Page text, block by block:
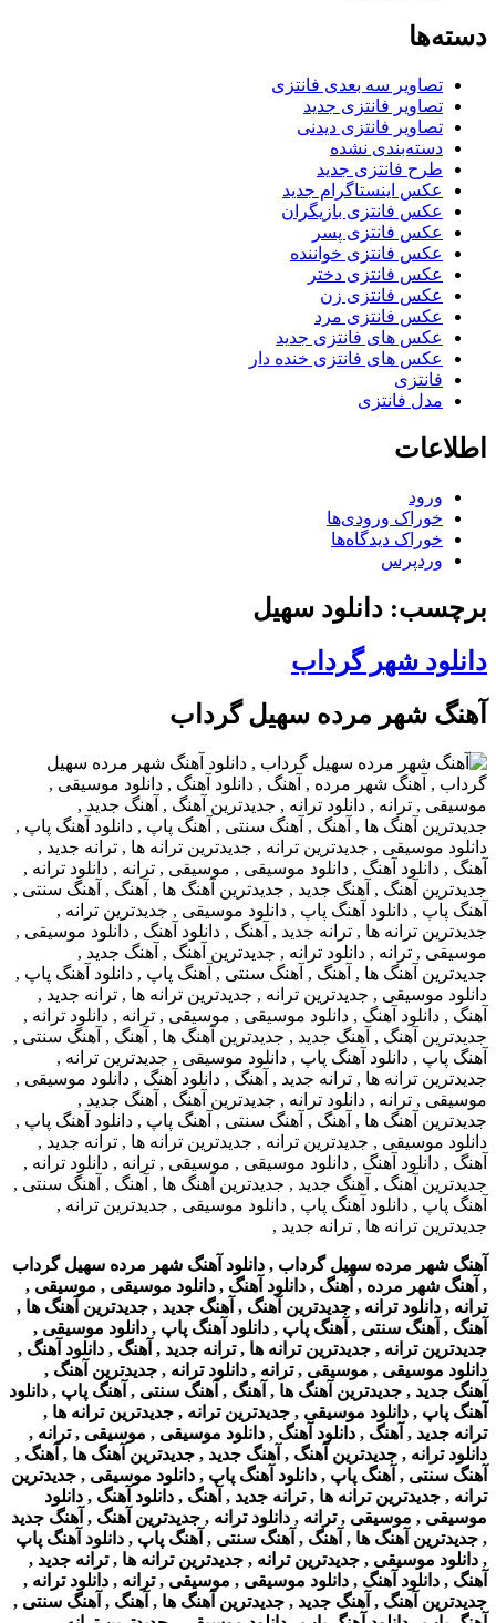
دسته‌ها
تصاویر سه بعدی فانتزی
تصاویر فانتزی جدید
تصاویر فانتزی دیدنی
دسته‌بندی نشده
طرح فانتزی جدید
عکس اینستاگرام جدید
عکس فانتزی بازیگران
عکس فانتزی پسر
عکس فانتزی خواننده
عکس فانتزی دختر
عکس فانتزی زن
عکس فانتزی مرد
عکس های فانتزی جدید
عکس های فانتزی خنده دار
فانتزی
مدل فانتزی
اطلاعات
ورود
خوراک ورودی‌ها
خوراک دیدگاه‌ها
وردپرس
برچسب: دانلود سهیل
دانلود شهر گرداب
آهنگ شهر مرده سهیل گرداب
آهنگ شهر مرده سهیل گرداب , دانلود آهنگ شهر مرده سهیل گرداب
, آهنگ شهر مرده , آهنگ , دانلود آهنگ , دانلود موسیقی , موسیقی ,
ترانه , دانلود ترانه , جدیدترین آهنگ , آهنگ جدید , جدیدترین آهنگ ها ,
آهنگ , آهنگ سنتی , آهنگ پاپ , دانلود آهنگ پاپ , دانلود موسیقی ,
جدیدترین ترانه , جدیدترین ترانه ها , ترانه جدید , آهنگ , دانلود آهنگ ,
دانلود موسیقی , موسیقی , ترانه , دانلود ترانه , جدیدترین آهنگ ,
آهنگ جدید , جدیدترین آهنگ ها , آهنگ , آهنگ سنتی , آهنگ پاپ , دانلود
آهنگ پاپ , دانلود موسیقی , جدیدترین ترانه , جدیدترین ترانه ها ,
ترانه جدید , آهنگ , دانلود آهنگ , دانلود موسیقی , موسیقی , ترانه ,
دانلود ترانه , جدیدترین آهنگ , آهنگ جدید , جدیدترین آهنگ ها , آهنگ ,
آهنگ سنتی , آهنگ پاپ , دانلود آهنگ پاپ , دانلود موسیقی , جدیدترین
ترانه , جدیدترین ترانه ها , ترانه جدید , آهنگ , دانلود آهنگ , دانلود
موسیقی , موسیقی , ترانه , دانلود ترانه , جدیدترین آهنگ , آهنگ جدید
, جدیدترین آهنگ ها , آهنگ , آهنگ سنتی , آهنگ پاپ , دانلود آهنگ پاپ
, دانلود موسیقی , جدیدترین ترانه , جدیدترین ترانه ها , ترانه جدید ,
آهنگ , دانلود آهنگ , دانلود موسیقی , موسیقی , ترانه , دانلود ترانه ,
جدیدترین آهنگ , آهنگ جدید , جدیدترین آهنگ ها , آهنگ , آهنگ سنتی ,